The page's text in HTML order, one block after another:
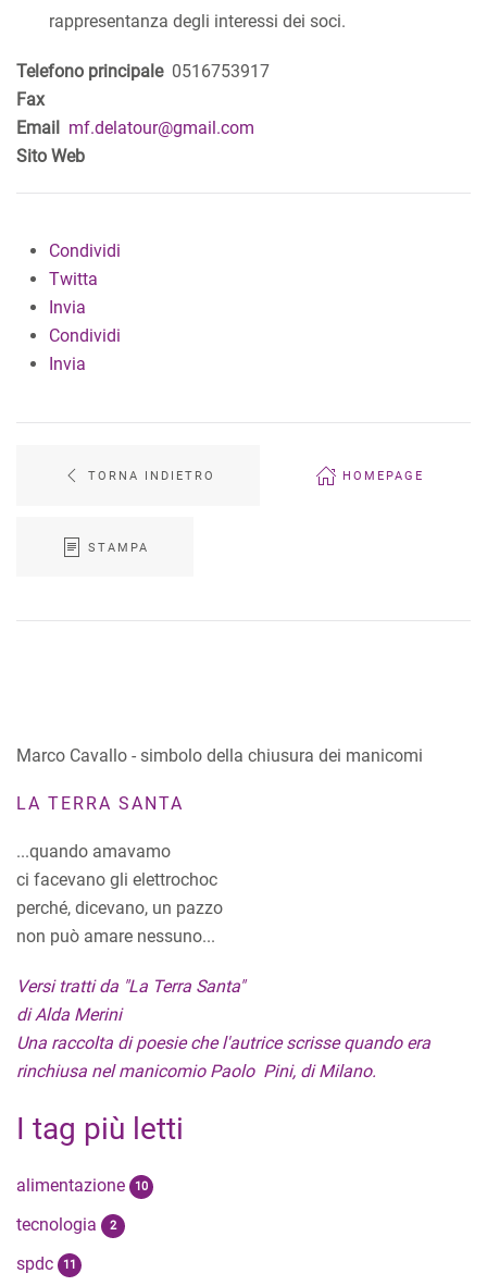
rappresentanza degli interessi dei soci.
Telefono principale 0516753917
Fax
Email mf.delatour@gmail.com
Sito Web
Condividi
Twitta
Invia
Condividi
Invia
TORNA INDIETRO HOMEPAGE
STAMPA
Marco Cavallo - simbolo della chiusura dei manicomi
LA TERRA SANTA
...quando amavamo
ci facevano gli elettrochoc
perché, dicevano, un pazzo
non può amare nessuno...
Versi tratti da "La Terra Santa"
di Alda Merini
Una raccolta di poesie che l'autrice scrisse quando era
rinchiusa nel manicomio Paolo Pini, di Milano.
I tag più letti
alimentazione 10
tecnologia 2
spdc 11